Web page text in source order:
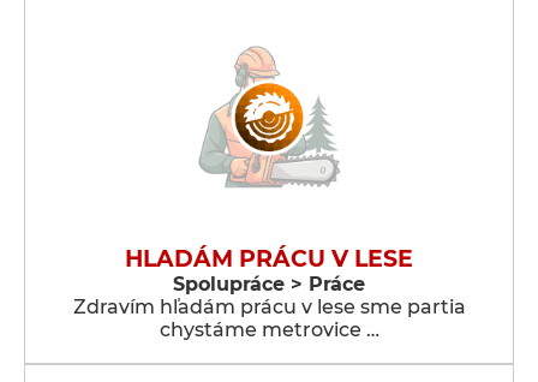
HLADÁM PRÁCU V LESE
Spolupráce > Práce
Zdravím hľadám prácu v lese sme partia
chystáme metrovice …